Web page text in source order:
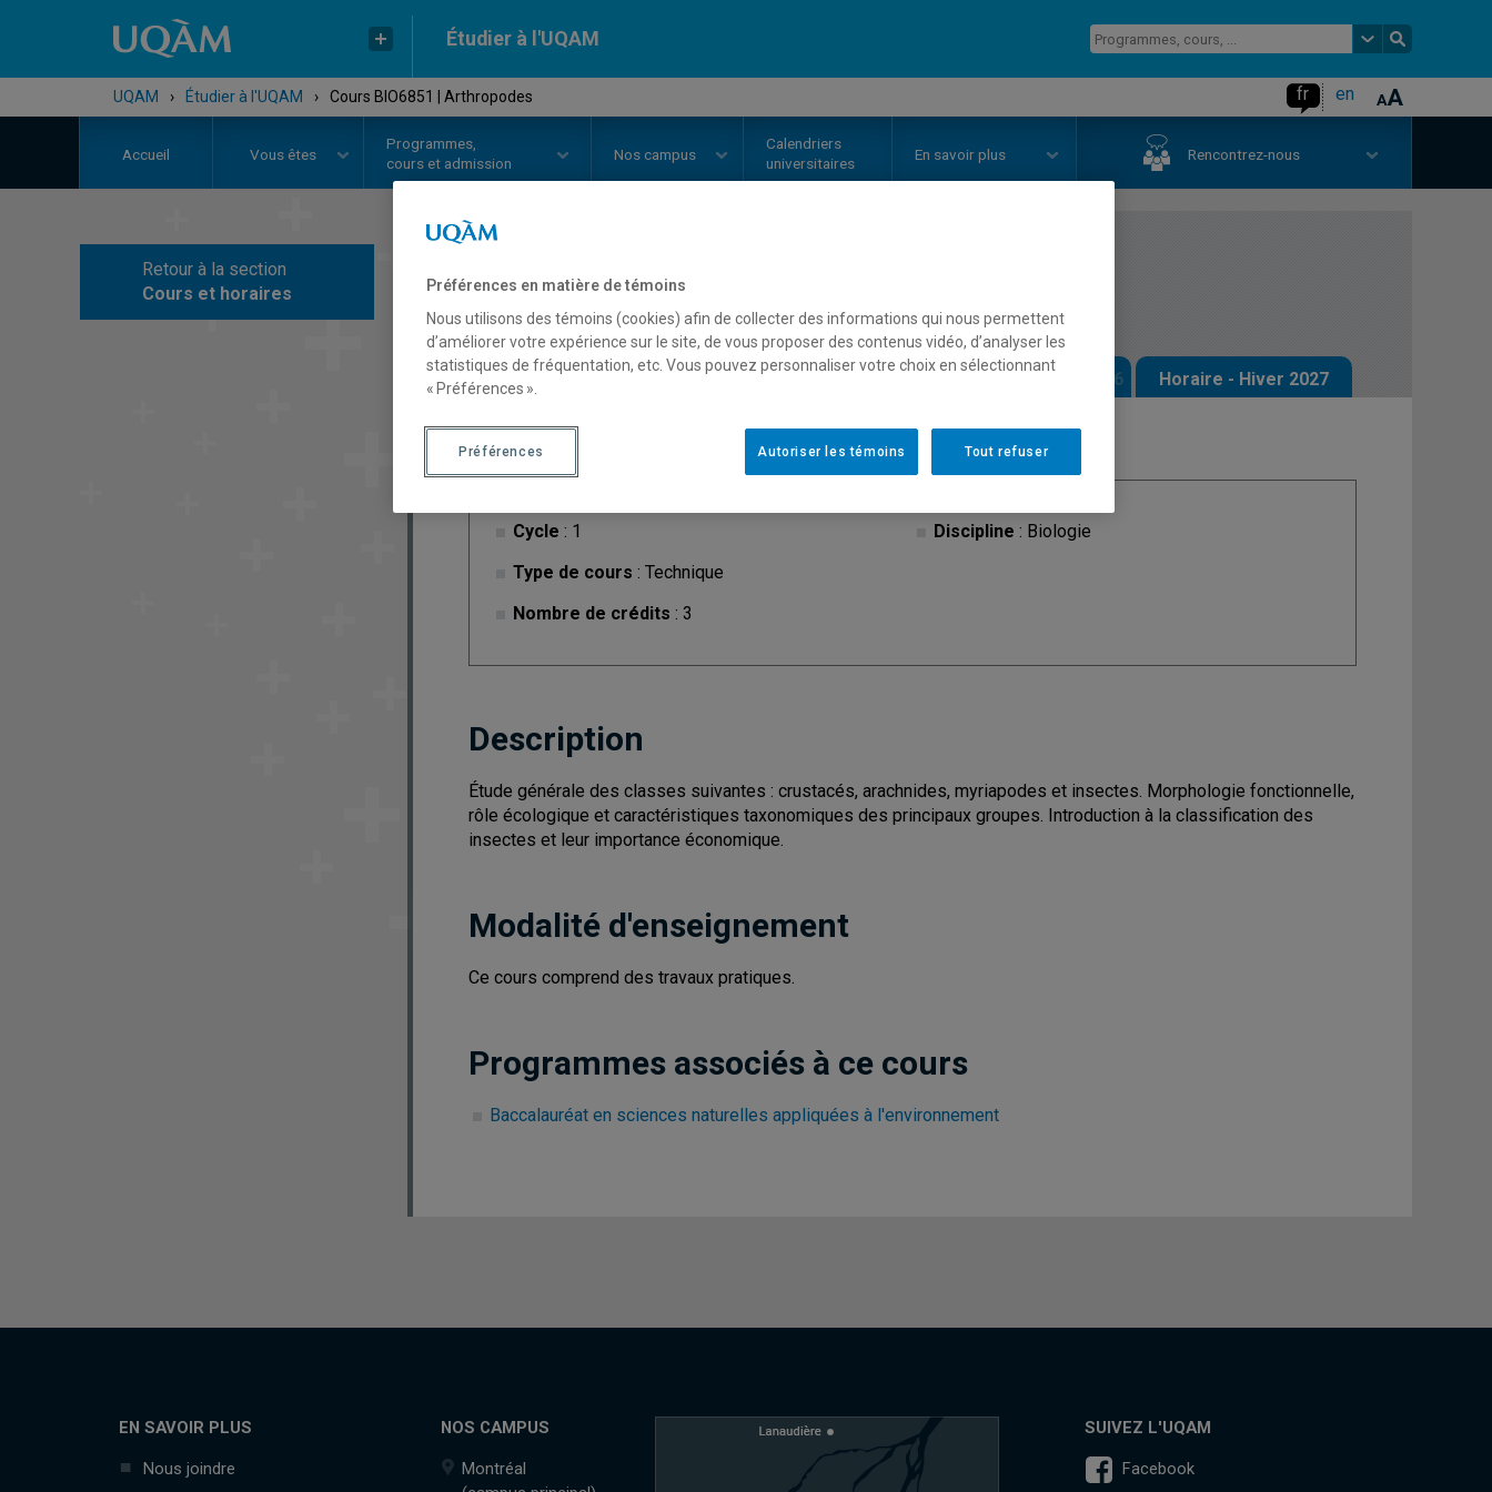
Étudier à l'UQAM
UQAM › Étudier à l'UQAM › Cours BIO6851 | Arthropodes fr en
Accueil Vous êtes
Programmes,
cours et admission
Nos campus
Calendriers
universitaires
En savoir plus Rencontrez-nous
Retour à la section
Cours et horaires
COURS// BIO6851
Description Horaire - Été 2026 Horaire - Automne 2026 Horaire - Hiver 2027
Cycle : 1
Type de cours : Technique
Nombre de crédits : 3
Discipline : Biologie
Description
Étude générale des classes suivantes : crustacés, arachnides, myriapodes et insectes. Morphologie fonctionnelle,
rôle écologique et caractéristiques taxonomiques des principaux groupes. Introduction à la classification des
insectes et leur importance économique.
Modalité d'enseignement
Ce cours comprend des travaux pratiques.
Programmes associés à ce cours
Baccalauréat en sciences naturelles appliquées à l'environnement
EN SAVOIR PLUS
Nous joindre
NOS CAMPUS
Montréal
SUIVEZ L'UQAM
Facebook
Préférences en matière de témoins
Nous utilisons des témoins (cookies) afin de collecter des informations qui nous permettent
d’améliorer votre expérience sur le site, de vous proposer des contenus vidéo, d’analyser les
statistiques de fréquentation, etc. Vous pouvez personnaliser votre choix en sélectionnant
« Préférences ».
Tout refuser
Autoriser les témoins
Préférences